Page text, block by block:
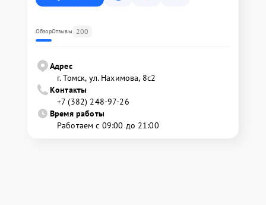
ОбзорОтзывы 200
Адрес
г. Томск, ул. Нахимова, 8с2
Контакты
+7 (382) 248-97-26
Время работы
Работаем с 09:00 до 21:00